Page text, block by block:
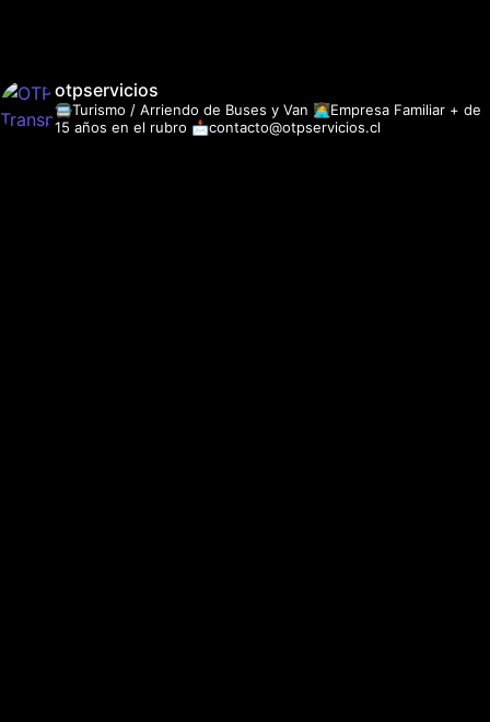
otpservicios
🚍Turismo / Arriendo de Buses y Van 👩‍💻Empresa Familiar + de
15 años en el rubro 📩contacto@otpservicios.cl